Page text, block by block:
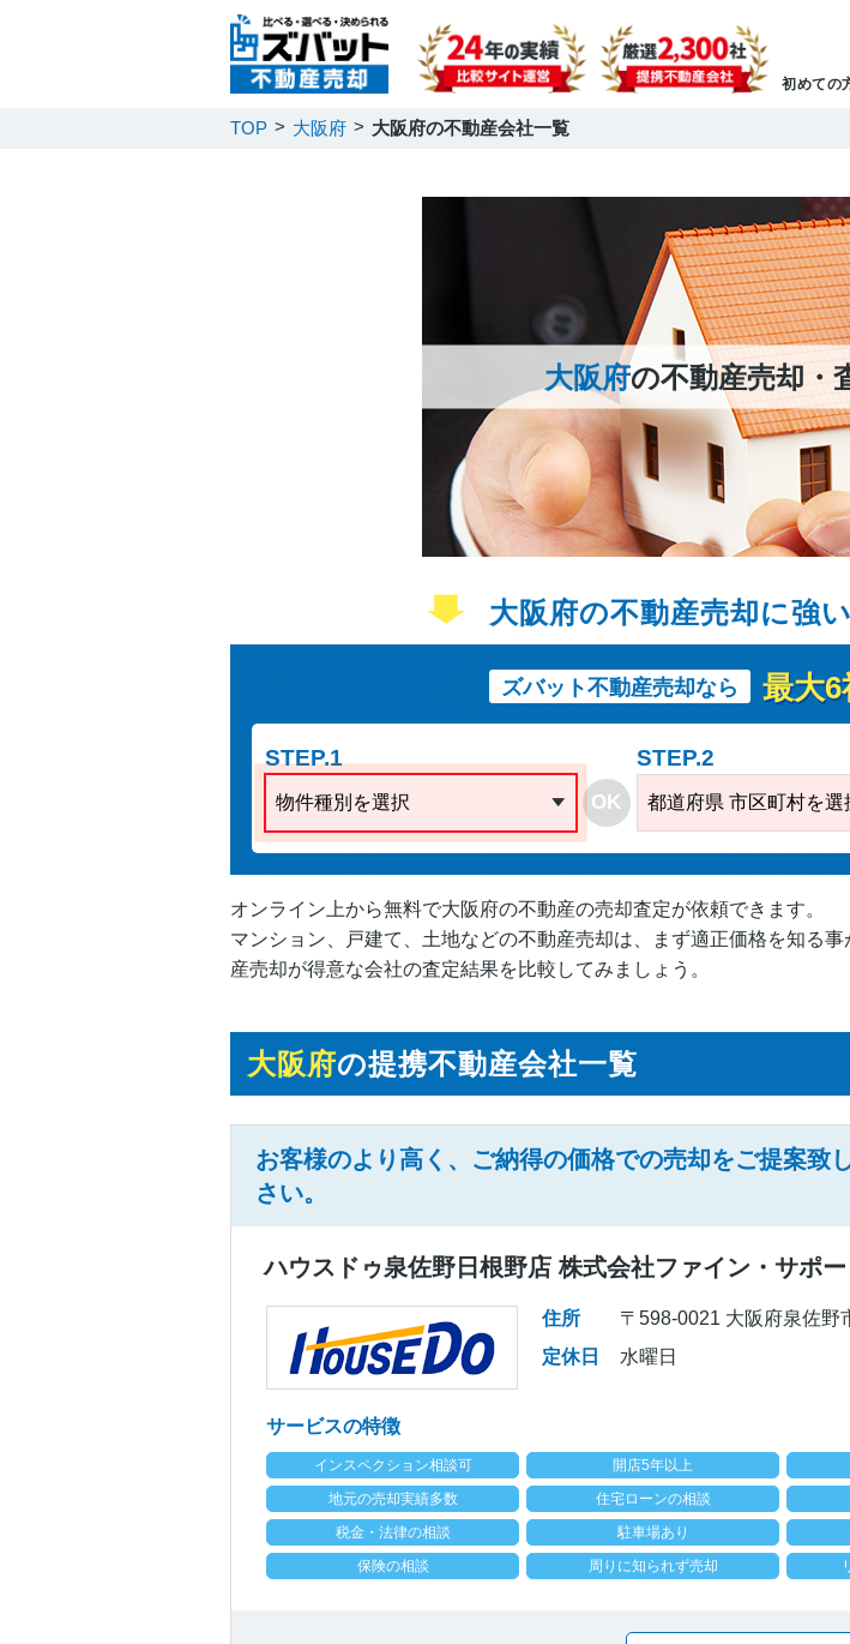
初めての
TOP 大阪府 大阪府の不動産会社一覧
大阪府の不動産売却・
大阪府の不動産売却に強
ズバット不動産売却なら 最大6
STEP.1
物件種別を選択 OK
STEP.2
都道府県 市区町村を選
オンライン上から無料で大阪府の不動産の売却査定が依頼できます。
マンション、戸建て、土地などの不動産売却は、まず適正価格を知る
産売却が得意な会社の査定結果を比較してみましょう。
大阪府の提携不動産会社一覧
お客様のより高く、ご納得の価格での売却をご提案致
さい。
ハウスドゥ泉佐野日根野店 株式会社ファイン・サポー
住所
〒598-0021 大阪府泉佐野
定休日
水曜日
サービスの特徴
インスペクション相談可 開店5年以上
地元の売却実績多数
住宅ローンの相談
税金・法律の相談
駐車場あり
保険の相談
周りに知られず売却